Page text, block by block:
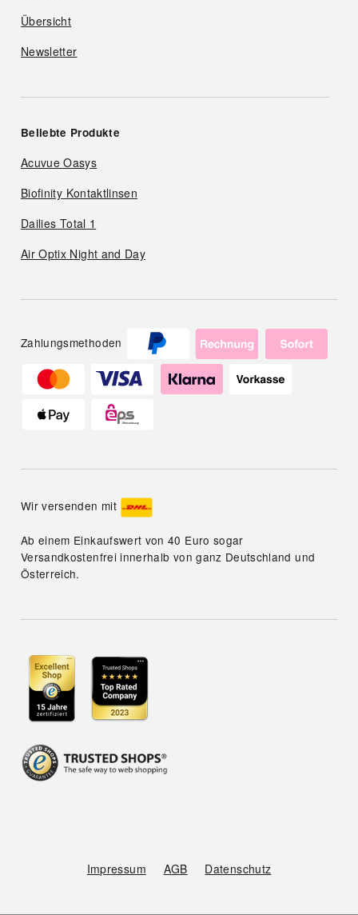
Übersicht
Newsletter
Beliebte Produkte
Acuvue Oasys
Biofinity Kontaktlinsen
Dailies Total 1
Air Optix Night and Day
Zahlungsmethoden
Wir versenden mit
Ab einem Einkaufswert von 40 Euro sogar
Versandkostenfrei innerhalb von ganz Deutschland und
Österreich.
Impressum AGB Datenschutz